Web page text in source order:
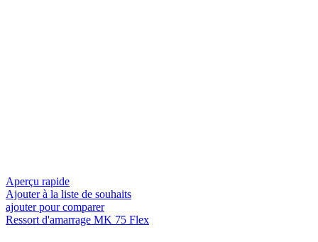
Aperçu rapide
Ajouter à la liste de souhaits
ajouter pour comparer
Ressort d'amarrage MK 75 Flex